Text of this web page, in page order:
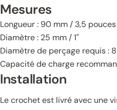
Mesures
Longueur : 90 mm / 3,5 pouces
Diamètre : 25 mm / 1"
Diamètre de perçage requis :
Capacité de charge
Installation
Le crochet est livré avec une